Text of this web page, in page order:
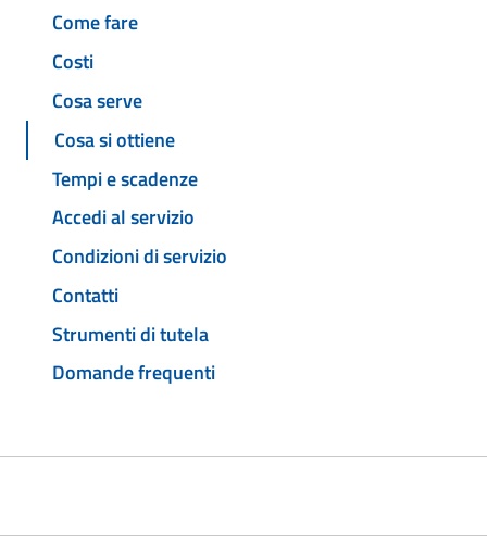
Come fare
Costi
Cosa serve
Cosa si ottiene
Tempi e scadenze
Accedi al servizio
Condizioni di servizio
Contatti
Strumenti di tutela
Domande frequenti